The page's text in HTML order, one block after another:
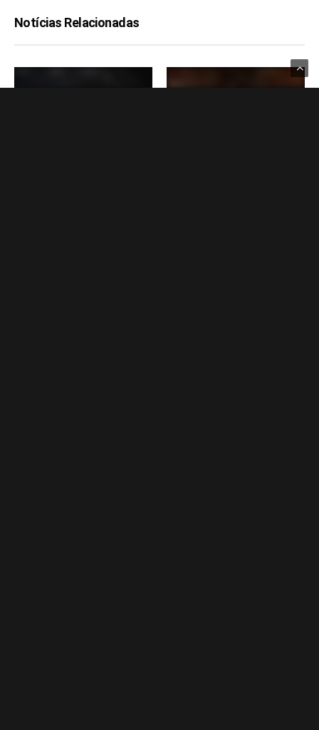
Notícias Relacionadas